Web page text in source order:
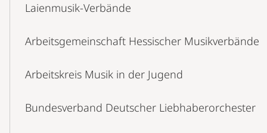
NavigationLaienmusik-Verbände
Arbeitsgemeinschaft Hessischer Musikverbände
Arbeitskreis Musik in der Jugend
Bundesverband Deutscher Liebhaberorchester